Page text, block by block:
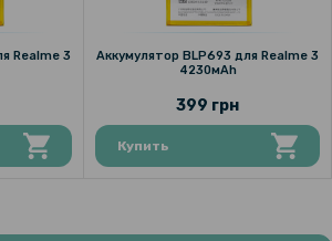
Realme 3
Аккумулятор BLP693 для Realme 3
4230мAh
399 грн
Купить